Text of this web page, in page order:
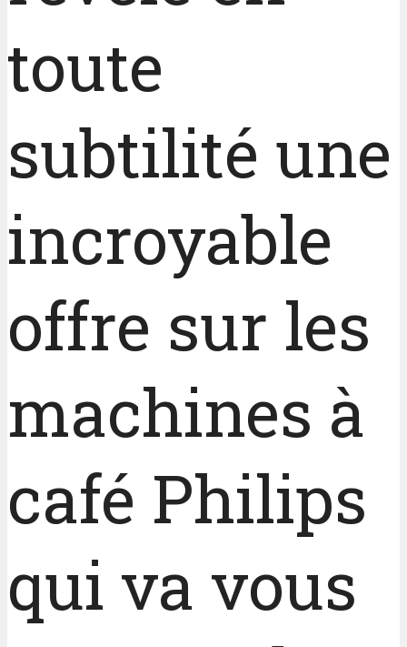
toute
subtilité une
incroyable
offre sur les
machines à
café Philips
qui va vous